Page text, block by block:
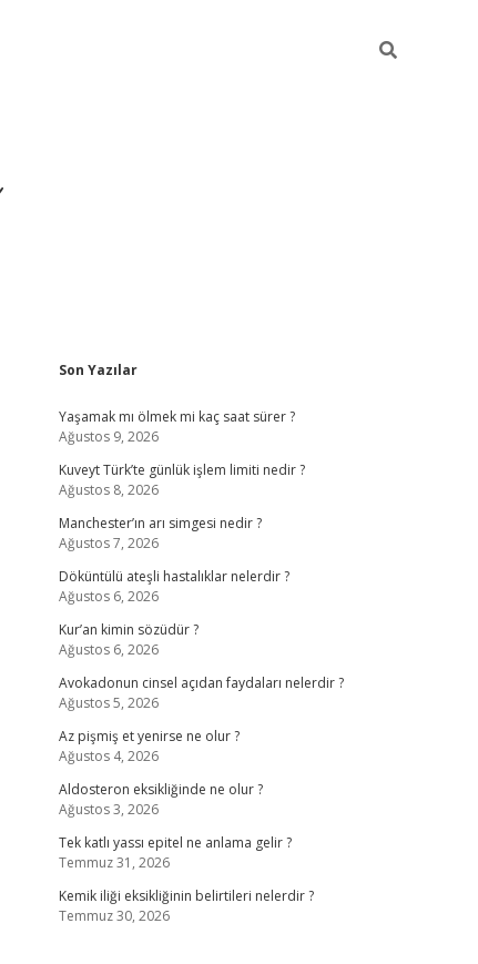
Sidebar
Son Yazılar
Yaşamak mı ölmek mi kaç saat sürer ?
Ağustos 9, 2026
Kuveyt Türk’te günlük işlem limiti nedir ?
Ağustos 8, 2026
Manchester’ın arı simgesi nedir ?
Ağustos 7, 2026
Döküntülü ateşli hastalıklar nelerdir ?
Ağustos 6, 2026
Kur’an kimin sözüdür ?
Ağustos 6, 2026
Avokadonun cinsel açıdan faydaları nelerdir ?
Ağustos 5, 2026
Az pişmiş et yenirse ne olur ?
Ağustos 4, 2026
Aldosteron eksikliğinde ne olur ?
Ağustos 3, 2026
Tek katlı yassı epitel ne anlama gelir ?
Temmuz 31, 2026
Kemik iliği eksikliğinin belirtileri nelerdir ?
Temmuz 30, 2026